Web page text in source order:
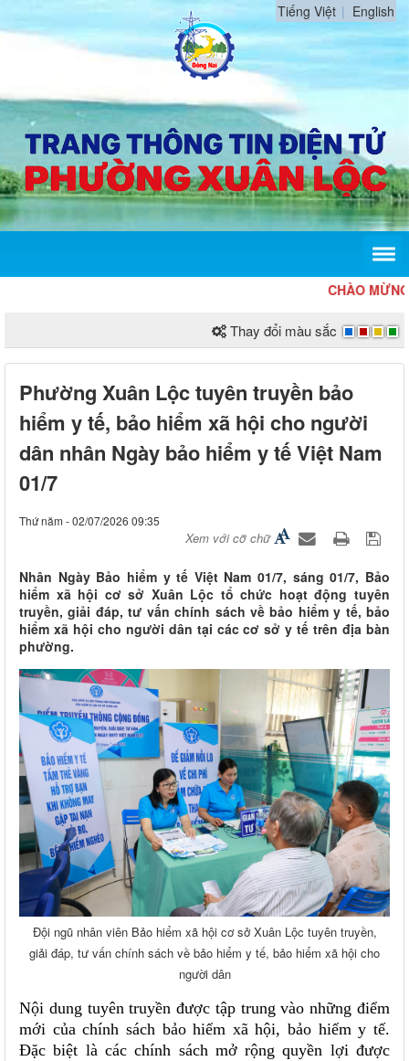
Tiếng Việt English
CHÀO MỪNG
Thay đổi màu sắc
Phường Xuân Lộc tuyên truyền bảo
hiểm y tế, bảo hiểm xã hội cho người
dân nhân Ngày bảo hiểm y tế Việt Nam
01/7
Thứ năm - 02/07/2026 09:35
Xem với cỡ chữ
Nhân Ngày Bảo hiểm y tế Việt Nam 01/7, sáng 01/7, Bảo
hiểm xã hội cơ sở Xuân Lộc tổ chức hoạt động tuyên
truyền, giải đáp, tư vấn chính sách về bảo hiểm y tế, bảo
hiểm xã hội cho người dân tại các cơ sở y tế trên địa bàn
phường.
Đội ngũ nhân viên Bảo hiểm xã hội cơ sở Xuân Lộc tuyên truyền,
giải đáp, tư vấn chính sách về bảo hiểm y tế, bảo hiểm xã hội cho
người dân
Nội dung tuyên truyền được tập trung vào những điểm
mới của chính sách bảo hiểm xã hội, bảo hiểm y tế.
Đặc biệt là các chính sách mở rộng quyền lợi được